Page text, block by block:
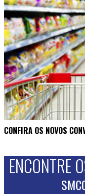
CONFIRA OS NOVOS
ENCONTRE